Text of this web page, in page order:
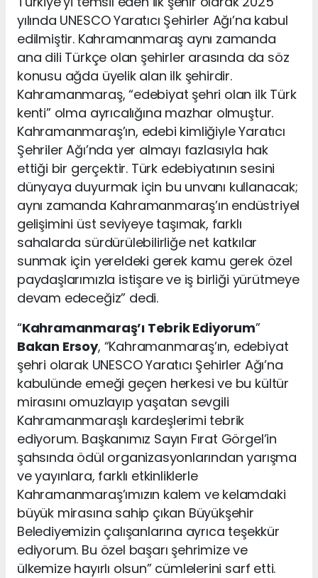
yılında UNESCO Yaratıcı Şehirler Ağı’na kabul
edilmiştir. Kahramanmaraş aynı zamanda
ana dili Türkçe olan şehirler arasında da söz
konusu ağda üyelik alan ilk şehirdir.
Kahramanmaraş, “edebiyat şehri olan ilk Türk
kenti” olma ayrıcalığına mazhar olmuştur.
Kahramanmaraş’ın, edebi kimliğiyle Yaratıcı
Şehriler Ağı’nda yer almayı fazlasıyla hak
ettiği bir gerçektir. Türk edebiyatının sesini
dünyaya duyurmak için bu unvanı kullanacak;
aynı zamanda Kahramanmaraş’ın endüstriyel
gelişimini üst seviyeye taşımak, farklı
sahalarda sürdürülebilirliğe net katkılar
sunmak için yereldeki gerek kamu gerek özel
paydaşlarımızla istişare ve iş birliği yürütmeye
devam edeceğiz” dedi.
“Kahramanmaraş’ı Tebrik Ediyorum”
Bakan Ersoy, “Kahramanmaraş’ın, edebiyat
şehri olarak UNESCO Yaratıcı Şehirler Ağı’na
kabulünde emeği geçen herkesi ve bu kültür
mirasını omuzlayıp yaşatan sevgili
Kahramanmaraşlı kardeşlerimi tebrik
ediyorum. Başkanımız Sayın Fırat Görgel’in
şahsında ödül organizasyonlarından yarışma
ve yayınlara, farklı etkinliklerle
Kahramanmaraş’ımızın kalem ve kelamdaki
büyük mirasına sahip çıkan Büyükşehir
Belediyemizin çalışanlarına ayrıca teşekkür
ediyorum. Bu özel başarı şehrimize ve
ülkemize hayırlı olsun” cümlelerini sarf etti.